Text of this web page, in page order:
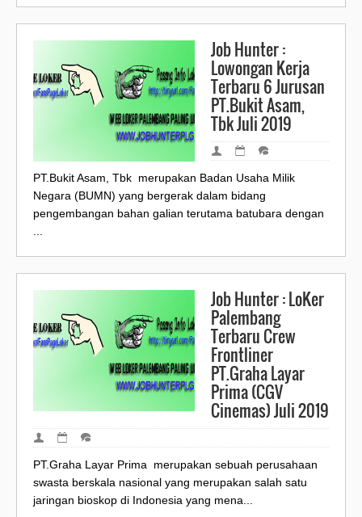
Job Hunter :
Lowongan Kerja
Terbaru 6 Jurusan
PT.Bukit Asam,
Tbk Juli 2019
PT.Bukit Asam, Tbk merupakan Badan Usaha Milik
Negara (BUMN) yang bergerak dalam bidang
pengembangan bahan galian terutama batubara dengan
Job Hunter : LoKer
Palembang
Terbaru Crew
Frontliner
PT.Graha Layar
Prima (CGV
Cinemas) Juli 2019
PT.Graha Layar Prima merupakan sebuah perusahaan
swasta berskala nasional yang merupakan salah satu
jaringan bioskop di Indonesia yang mena...